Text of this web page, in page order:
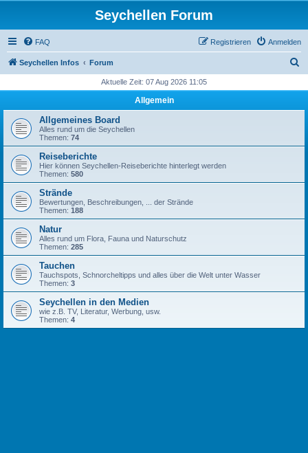
Seychellen Forum
FAQ Anmelden
Registrieren
Seychellen Infos Forum
h
Aktuelle Zeit: 07 Aug 2026 11:05
Allgemein
Allgemeines Board
Alles rund um die Seychellen
Themen: 74
Reiseberichte
Hier können Seychellen-Reiseberichte hinterlegt werden
Themen: 580
Strände
Bewertungen, Beschreibungen, ... der Strände
Themen: 188
Natur
Alles rund um Flora, Fauna und Naturschutz
Themen: 285
Tauchen
Tauchspots, Schnorcheltipps und alles über die Welt unter Wasser
Themen: 3
Seychellen in den Medien
wie z.B. TV, Literatur, Werbung, usw.
Themen: 4